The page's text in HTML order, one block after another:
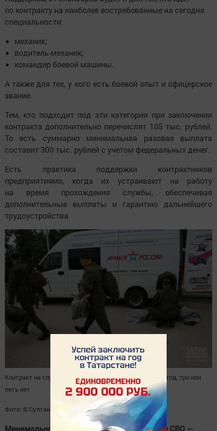
по контракту на наиболее востребованные на сегодня
специальности:
механик;
водитель-механик;
командир боевой машины.
А также для тех, у кого есть боевой опыт и офицерское
звание.
Тем, кто подходит под эти категории при заключении
контракта дополнительно перечислят 105 тыс. рублей.
То есть суммарно минимальная разовая выплата
составит 300 тыс. рублей с учетом федеральных денег.
Есть практика поддержки контрактников
предприятиями, когда их устраивают на работу
на время прохождения службы, обеспечивая
дополнительные выплаты и гарантию дальнейшего
трудоустройства.
Контракт на службу в армии может быть заключен на год, три или
пять лет
Фото: © Султан Исхаков / «Татар-информ»
Минимальное денежное довольствие в зоне СВО —